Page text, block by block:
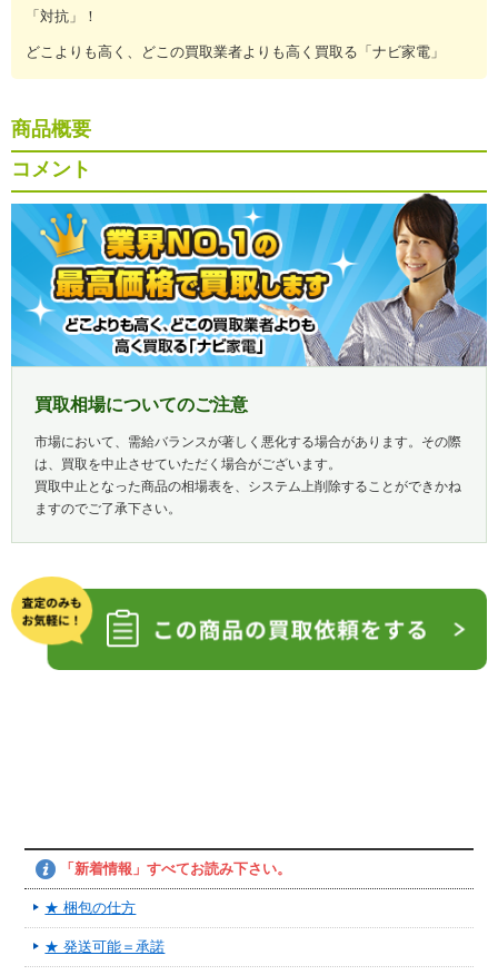
「対抗」！
どこよりも高く、どこの買取業者よりも高く買取る「ナビ家電」
商品概要
コメント
買取相場についてのご注意
市場において、需給バランスが著しく悪化する場合があります。その際
は、買取を中止させていただく場合がございます。
買取中止となった商品の相場表を、システム上削除することができかね
ますのでご了承下さい。
「新着情報」すべてお読み下さい。
★ 梱包の仕方
★ 発送可能＝承諾